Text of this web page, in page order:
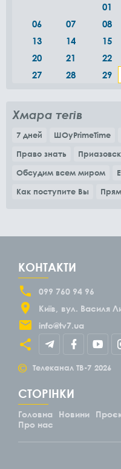
01
06
07 08
13
14 15
20
21 22
27
28 29
Хмара тегів
7 дней ШОуPrimeTime
Право знать
Обсудим всем миром
Как поступите Вы
КОНТАКТИ
099 760 94 96
Київ
вул. Василя
info@tv7.ua
© Телеканал ТВ-7 2026
СТОРІНКИ
Головна Новини
Про нас